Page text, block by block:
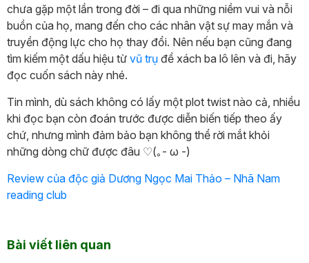
chưa gặp một lần trong đời – đi qua những niềm vui và nỗi
buồn của họ, mang đến cho các nhân vật sự may mắn và
truyền động lực cho họ thay đổi. Nên nếu bạn cũng đang
tìm kiếm một dấu hiệu từ vũ trụ để xách ba lô lên và đi, hãy
đọc cuốn sách này nhé.
Tin mình, dù sách không có lấy một plot twist nào cả, nhiều
khi đọc bạn còn đoán trước được diễn biến tiếp theo ấy
chứ, nhưng mình đảm bảo bạn không thể rời mắt khỏi
những dòng chữ được đâu ♡(｡- ω -)
Review của độc giả Dương Ngọc Mai Thảo – Nhã Nam
reading club
Bài viết liên quan